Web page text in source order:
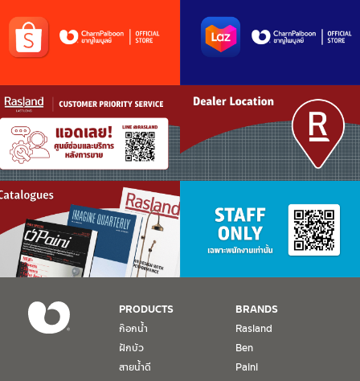
PRODUCTS
ก๊อกน้ำ
ฝักบัว
สายน้ำดี
BRANDS
Rasland
Ben
Paini